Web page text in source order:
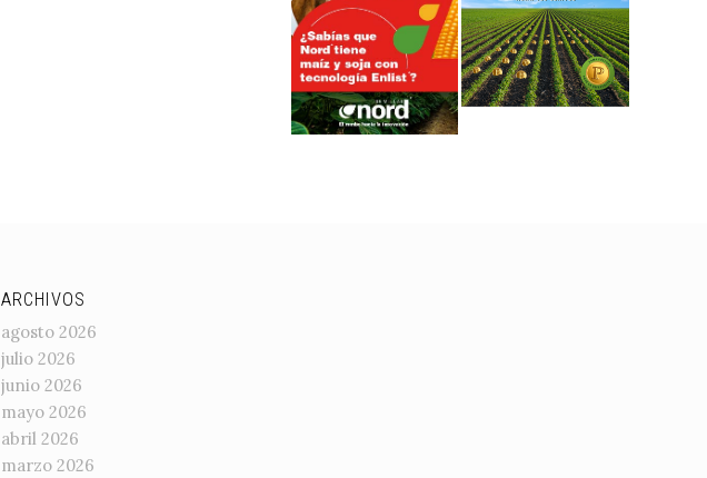
ARCHIVOS
agosto 2026
julio 2026
junio 2026
mayo 2026
abril 2026
marzo 2026